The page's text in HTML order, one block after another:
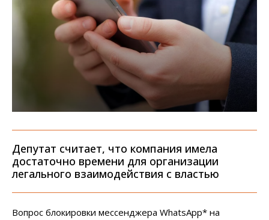
Депутат считает, что компания имела
достаточно времени для организации
легального взаимодействия с властью
Вопрос блокировки мессенджера WhatsApp* на